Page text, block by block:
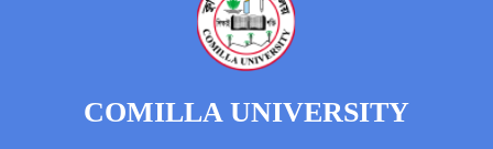
COMILLA UNIVERSITY